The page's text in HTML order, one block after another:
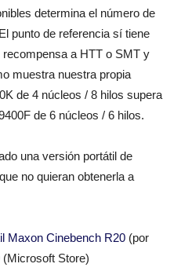
determina el número de
punto de referencia sí tiene
a HTT o SMT y
muestra nuestra propia
de 4 núcleos / 8 hilos supera
de 6 núcleos / 6 hilos.
una versión portátil de
no quieran obtenerla a
Maxon Cinebench R20 (por
(Microsoft Store)